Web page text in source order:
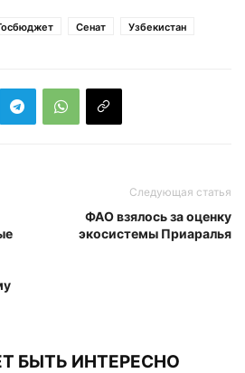
Сенат Узбекистан
Следующая статья
ФАО взялось за оценку
экосистемы Приаралья
БЫТЬ ИНТЕРЕСНО